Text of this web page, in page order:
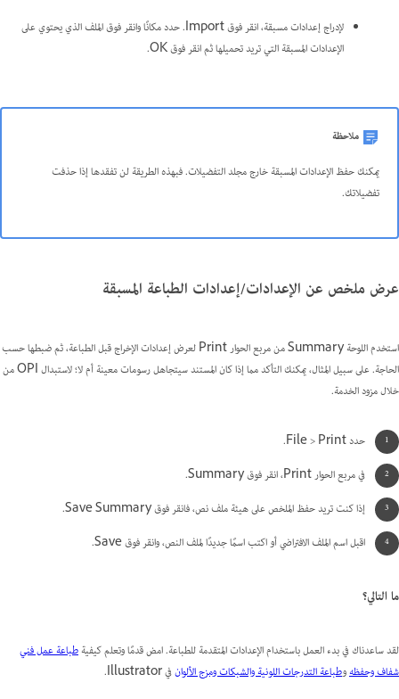
لإدراج إعدادات مسبقة، انقر فوق Import. حدد مكانًا وانقر فوق الملف الذي يحتوي على
الإعدادات المسبقة التي تريد تحميلها ثم انقر فوق OK.
ملاحظة
يمكنك حفظ الإعدادات المسبقة خارج مجلد التفضيلات. فبهذه الطريقة لن تفقدها إذا حذفت
تفضيلاتك.
عرض ملخص عن الإعدادات/إعدادات الطباعة المسبقة
استخدم اللوحة Summary من مربع الحوار Print لعرض إعدادات الإخراج قبل الطباعة، ثم ضبطها حسب
الحاجة. على سبيل المثال، يمكنك التأكد مما إذا كان المستند سيتجاهل رسومات معينة أم لا؛ لاستبدال OPI من
خلال مزود الخدمة.
حدد File > Print.
في مربع الحوار Print، انقر فوق Summary.
إذا كنت تريد حفظ الملخص على هيئة ملف نص، فانقر فوق Save Summary.
اقبل اسم الملف الافتراضي أو اكتب اسمًا جديدًا لملف النص، وانقر فوق Save.
ما التالي؟
لقد ساعدناك في بدء العمل باستخدام الإعدادات المتقدمة للطباعة. امض قدمًا وتعلم كيفيةطباعة عمل فني
شفاف وحفظهوطباعة التدرجات اللونية والشبكات ومزج الألوانفي Illustrator.